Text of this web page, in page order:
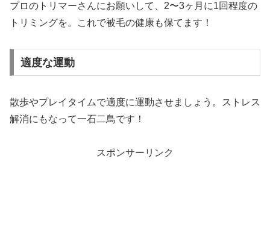
プロのトリマーさんにお願いして、2〜3ヶ月に1回程度の
トリミングを。これで被毛の健康も保てます！
適度な運動
散歩やプレイタイムで適度に運動させましょう。ストレス
解消にもなって一石二鳥です！
スポンサーリンク